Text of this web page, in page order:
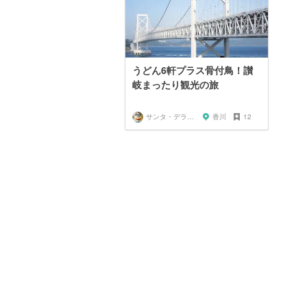
うどん6軒プラス骨付鳥！讃
岐まったり観光の旅
サンタ・デラックス 香川 12